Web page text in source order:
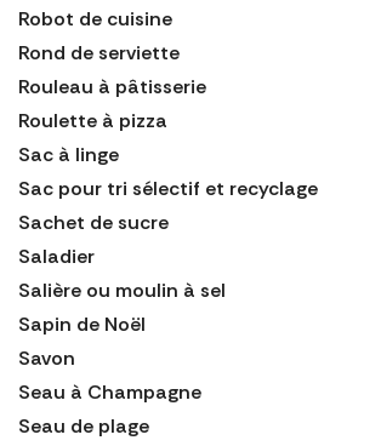
Robot de cuisine
Rond de serviette
Rouleau à pâtisserie
Roulette à pizza
Sac à linge
Sac pour tri sélectif et recyclage
Sachet de sucre
Saladier
Salière ou moulin à sel
Sapin de Noël
Savon
Seau à Champagne
Seau de plage